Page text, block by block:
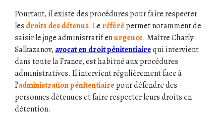
Pourtant, il existe des procédures pour faire respecter
les droits des détenus. Le référé permet notamment de
saisir le juge administratif enurgence. Maître Charly
Salkazanov, avocat en droit pénitentiairequi intervient
dans toute la France, est habitué aux procédures
administratives. Il intervient régulièrement face à
l'administration pénitentiaire pour défendre des
personnes détenues et faire respecter leurs droits en
détention.